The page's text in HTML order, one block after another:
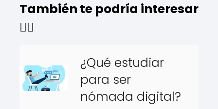
También te podría interesar
👇🏻
¿Qué estudiar
para ser
nómada digital?